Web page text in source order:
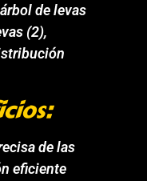
de levas
(2),
de las
eficiente